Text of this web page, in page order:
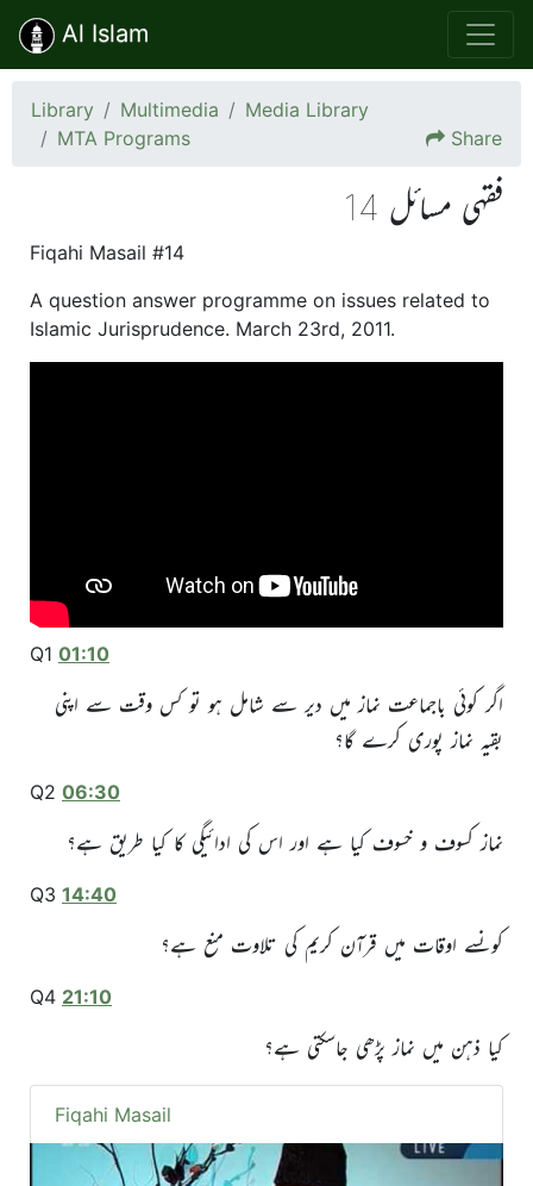
Al Islam
Library Multimedia
Media Library
MTA Programs
Share
فقہی مسائل 14
Fiqahi Masail #14
A question answer programme on issues related to
Islamic Jurisprudence. March 23rd, 2011.
Q1 01:10
اگر كوئی باجماعت نماز میں دیر سے شامل ہو تو كس وقت سے اپنی
بقیہ نماز پوری كرے گا؟
Q2 06:30
نماز كسوف و خسوف كیا ہے اور اس كی ادائیگی كا كیا طریق ہے؟
Q3 14:40
كونسے اوقات میں قرآن كریم كی تلاوت منع ہے؟
Q4 21:10
كیا ذہن میں نماز پڑھی جاسكتی ہے؟
Fiqahi Masail